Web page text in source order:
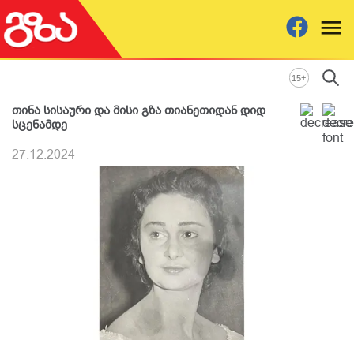
15+
თინა სისაური და მისი გზა თიანეთიდან დიდ
სცენამდე
27.12.2024